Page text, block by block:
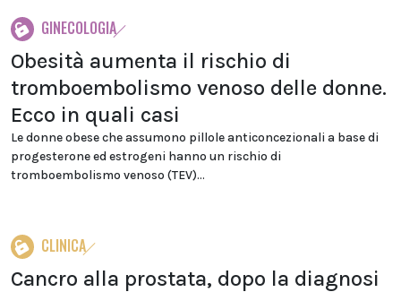
GINECOLOGIA
Obesità aumenta il rischio di
tromboembolismo venoso delle donne.
Ecco in quali casi
Le donne obese che assumono pillole anticoncezionali a base di
progesterone ed estrogeni hanno un rischio di
tromboembolismo venoso (TEV)...
CLINICA
Cancro alla prostata, dopo la diagnosi